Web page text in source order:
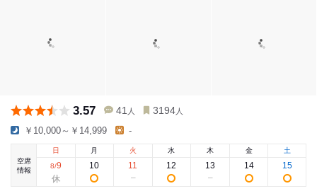
3.57 41 人 3194 人
￥10,000～￥14,999 -
空席
情報
日
8/9
月
10
火
11
水
12
木
13
金
14
土
15